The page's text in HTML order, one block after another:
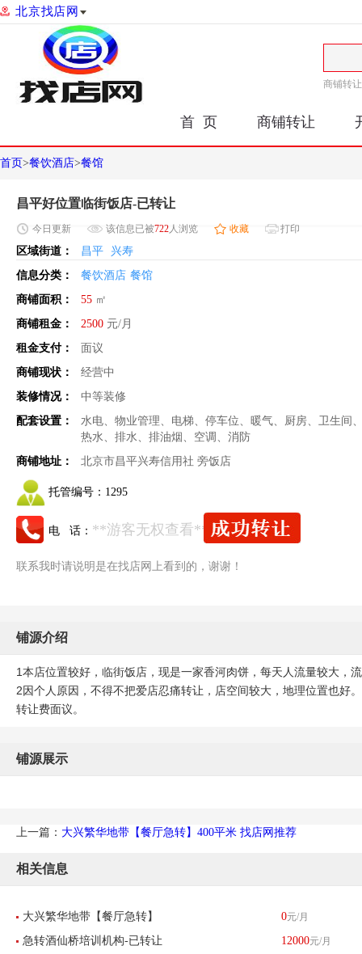
北京找店网
商铺转让
首 页 商铺转让
首页>餐饮酒店>餐馆
昌平好位置临街饭店-已转让
今日 更新 该信息已被722人浏览 收藏 打印
区域街道： 昌平
兴寿
信息分类：
餐饮酒店 餐馆
商铺面积：
55 ㎡
商铺租金：
2500 元/月
租金支付：
面议
商铺现状：
经营中
装修情况：
中等装修
配套设置：
水电、物业管理、电梯、停车位、暖气、厨房、卫生间
热水、排水、排油烟、空调、消防
商铺地址：
北京市昌平兴寿信用社 旁饭店
托管编号： 1295
电 话： **游客无权查看**
联系我时请说明是在找店网上看到的，谢谢！
铺源介绍
1本店位置较好，临街饭店，现是一家香河肉饼，每天人流量较大，
2因个人原因，不得不把爱店忍痛转让，店空间较大，地理位置也好
转让费面议。
铺源展示
上一篇： 大兴繁华地带【餐厅急转】400平米 找店网推荐
相关信息
大兴繁华地带【餐厅急转】
400平米 找店网推荐
0元/月
急转酒仙桥培训机构-已转让 12000元/月